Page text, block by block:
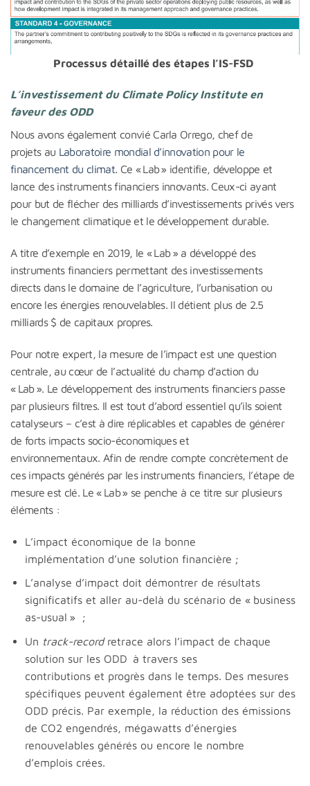
Processus détaillé des étapes l’IS-FSD
L’investissement du Climate Policy Institute en
faveur des ODD
Nous avons également convié Carla Orrego, chef de
projets au Laboratoire mondial d’innovation pour le
financement du climat. Ce « Lab » identifie, développe et
lance des instruments financiers innovants. Ceux-ci ayant
pour but de flécher des milliards d’investissements privés vers
le changement climatique et le développement durable.
A titre d’exemple en 2019, le « Lab » a développé des
instruments financiers permettant des investissements
directs dans le domaine de l’agriculture, l’urbanisation ou
encore les énergies renouvelables. Il détient plus de 2.5
milliards $ de capitaux propres.
Pour notre expert, la mesure de l’impact est une question
centrale, au cœur de l’actualité du champ d’action du
« Lab ». Le développement des instruments financiers passe
par plusieurs filtres. Il est tout d’abord essentiel qu’ils soient
catalyseurs – c’est à dire réplicables et capables de générer
de forts impacts socio-économiques et
environnementaux. Afin de rendre compte concrètement de
ces impacts générés par les instruments financiers, l’étape de
mesure est clé. Le « Lab » se penche à ce titre sur plusieurs
éléments :
L’impact économique de la bonne
implémentation d’une solution financière ;
L’analyse d’impact doit démontrer de résultats
significatifs et aller au-delà du scénario de « business
as-usual » ;
Un track-recordretrace alors l’impact de chaque
solution sur les ODD à travers ses
contributions et progrès dans le temps. Des mesures
spécifiques peuvent également être adoptées sur des
ODD précis. Par exemple, la réduction des émissions
de CO2 engendrés, mégawatts d’énergies
renouvelables générés ou encore le nombre
d’emplois crées.